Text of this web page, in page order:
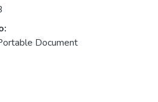
Document